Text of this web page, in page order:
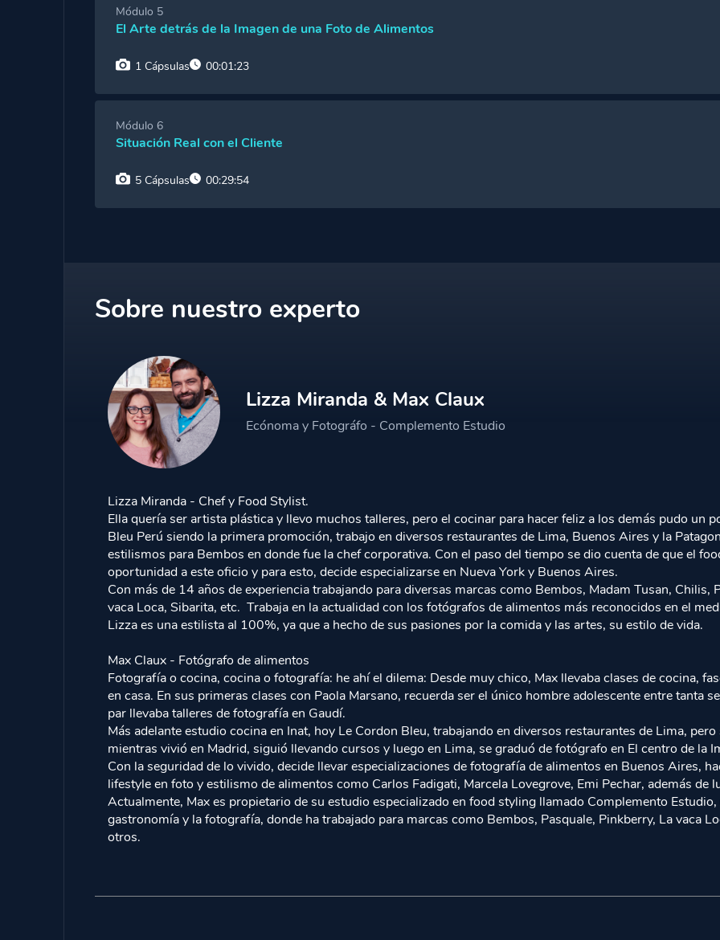
Módulo 5
El Arte detrás de la Imagen de una Foto de Alimentos
1 Cápsulas 00:01:23
Módulo 6
Situación Real con el Cliente
5 Cápsulas 00:29:54
Cápsula 3:Desarrollo del Trabajo
Cápsula 4:
Cápsula 5:Conclusión Final y Trabajo para el Alumno
Sobre nuestro experto
Lizza Miranda & Max Claux
Ecónoma y Fotográfo - Complemento Estudio
Lizza Miranda - Chef y Food Stylist.
Ella quería ser artista plástica y llevo muchos talleres, pero el cocinar para hacer feliz a los demás pudo un
Bleu Perú siendo la primera promoción, trabajo en diversos restaurantes de Lima, Buenos Aires y la
estilismos para Bembos en donde fue la chef corporativa. Con el paso del tiempo se dio cuenta de que el
oportunidad a este oficio y para esto, decide especializarse en Nueva York y Buenos Aires.
Con más de 14 años de experiencia trabajando para diversas marcas como Bembos, Madam Tusan,
vaca Loca, Sibarita, etc. Trabaja en la actualidad con los fotógrafos de alimentos más reconocidos en el
Lizza es una estilista al 100%, ya que a hecho de sus pasiones por la comida y las artes, su estilo de vida.
Max Claux - Fotógrafo de alimentos
Fotografía o cocina, cocina o fotografía: he ahí el dilema: Desde muy chico, Max llevaba clases de cocina,
en casa. En sus primeras clases con Paola Marsano, recuerda ser el único hombre adolescente entre tanta
par llevaba talleres de fotografía en Gaudí.
Más adelante estudio cocina en Inat, hoy Le Cordon Bleu, trabajando en diversos restaurantes de Lima,
mientras vivió en Madrid, siguió llevando cursos y luego en Lima, se graduó de fotógrafo en El centro de la
Con la seguridad de lo vivido, decide llevar especializaciones de fotografía de alimentos en Buenos Aires,
lifestyle en foto y estilismo de alimentos como Carlos Fadigati, Marcela Lovegrove, Emi Pechar, además de
Actualmente, Max es propietario de su estudio especializado en food styling llamado Complemento
gastronomía y la fotografía, donde ha trabajado para marcas como Bembos, Pasquale, Pinkberry, La vaca
otros.